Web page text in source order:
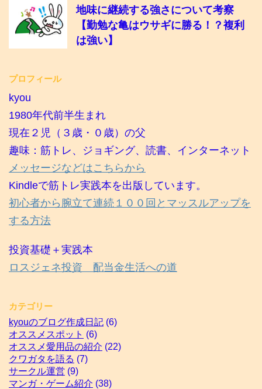
地味に継続する強さについて考察
【勤勉な亀はウサギに勝る！？複利
は強い】
プロフィール
kyou
1980年代前半生まれ
現在２児（３歳・０歳）の父
趣味：筋トレ、ジョギング、読書、インターネット
メッセージなどはこちらから
Kindleで筋トレ実践本を出版しています。
初心者から腕立て連続１００回とマッスルアップを
する方法
投資基礎＋実践本
ロスジェネ投資 配当金生活への道
カテゴリー
kyouのブログ作成日記 (6)
オススメスポット (6)
オススメ愛用品の紹介 (22)
クワガタを語る (7)
サークル運営 (9)
マンガ・ゲーム紹介 (38)